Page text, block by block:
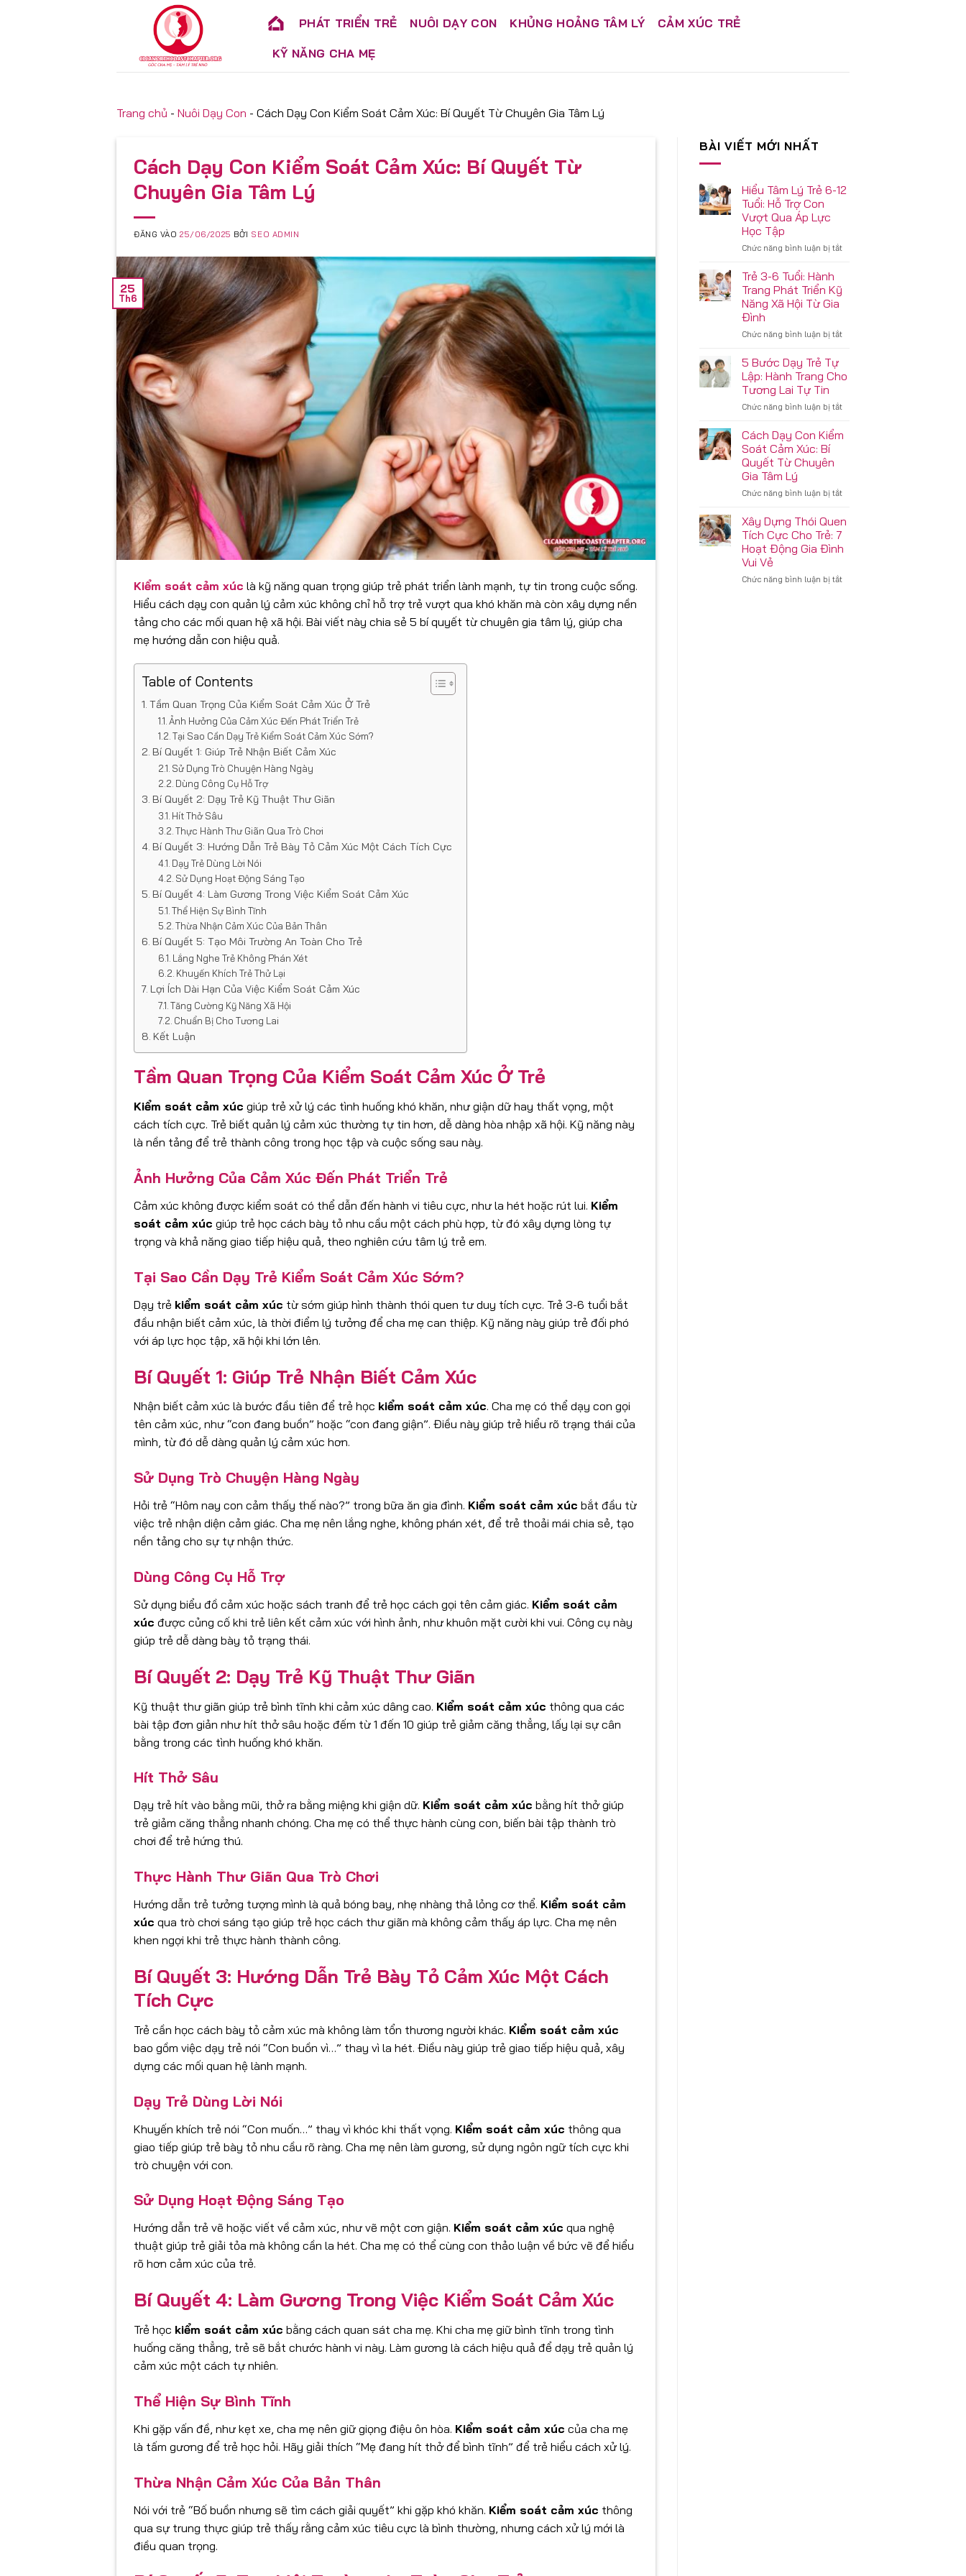
PHÁT TRIỂN TRẺ NUÔI DẠY CON KHỦNG HOẢNG TÂM LÝ CẢM XÚC TRẺ
KỸ NĂNG CHA MẸ
Trang chủ - Nuôi Dạy Con - Cách Dạy Con Kiểm Soát Cảm Xúc: Bí Quyết Từ Chuyên Gia Tâm Lý
Cách Dạy Con Kiểm Soát Cảm Xúc: Bí Quyết Từ
Chuyên Gia Tâm Lý
ĐĂNG VÀO25/06/2025 BỞI SEO ADMIN
25
Th6
Kiểm soát cảm xúc là kỹ năng quan trọng giúp trẻ phát triển lành mạnh, tự tin trong cuộc sống.
Hiểu cách dạy con quản lý cảm xúc không chỉ hỗ trợ trẻ vượt qua khó khăn mà còn xây dựng nền
tảng cho các mối quan hệ xã hội. Bài viết này chia sẻ 5 bí quyết từ chuyên gia tâm lý, giúp cha
mẹ hướng dẫn con hiệu quả.
Table of Contents
Tầm Quan Trọng Của Kiểm Soát Cảm Xúc Ở Trẻ
Ảnh Hưởng Của Cảm Xúc Đến Phát Triển Trẻ
Tại Sao Cần Dạy Trẻ Kiểm Soát Cảm Xúc Sớm?
Bí Quyết 1: Giúp Trẻ Nhận Biết Cảm Xúc
Sử Dụng Trò Chuyện Hàng Ngày
Dùng Công Cụ Hỗ Trợ
Bí Quyết 2: Dạy Trẻ Kỹ Thuật Thư Giãn
Hít Thở Sâu
Thực Hành Thư Giãn Qua Trò Chơi
Bí Quyết 3: Hướng Dẫn Trẻ Bày Tỏ Cảm Xúc Một Cách Tích Cực
Dạy Trẻ Dùng Lời Nói
Sử Dụng Hoạt Động Sáng Tạo
Bí Quyết 4: Làm Gương Trong Việc Kiểm Soát Cảm Xúc
Thể Hiện Sự Bình Tĩnh
Thừa Nhận Cảm Xúc Của Bản Thân
Bí Quyết 5: Tạo Môi Trường An Toàn Cho Trẻ
Lắng Nghe Trẻ Không Phán Xét
Khuyến Khích Trẻ Thử Lại
Lợi Ích Dài Hạn Của Việc Kiểm Soát Cảm Xúc
Tăng Cường Kỹ Năng Xã Hội
Chuẩn Bị Cho Tương Lai
Kết Luận
Tầm Quan Trọng Của Kiểm Soát Cảm Xúc Ở Trẻ
Kiểm soát cảm xúc giúp trẻ xử lý các tình huống khó khăn, như giận dữ hay thất vọng, một
cách tích cực. Trẻ biết quản lý cảm xúc thường tự tin hơn, dễ dàng hòa nhập xã hội. Kỹ năng này
là nền tảng để trẻ thành công trong học tập và cuộc sống sau này.
Ảnh Hưởng Của Cảm Xúc Đến Phát Triển Trẻ
Cảm xúc không được kiểm soát có thể dẫn đến hành vi tiêu cực, như la hét hoặc rút lui. Kiểm
soát cảm xúc giúp trẻ học cách bày tỏ nhu cầu một cách phù hợp, từ đó xây dựng lòng tự
trọng và khả năng giao tiếp hiệu quả, theo nghiên cứu tâm lý trẻ em.
Tại Sao Cần Dạy Trẻ Kiểm Soát Cảm Xúc Sớm?
Dạy trẻ kiểm soát cảm xúc từ sớm giúp hình thành thói quen tư duy tích cực. Trẻ 3-6 tuổi bắt
đầu nhận biết cảm xúc, là thời điểm lý tưởng để cha mẹ can thiệp. Kỹ năng này giúp trẻ đối phó
với áp lực học tập, xã hội khi lớn lên.
Bí Quyết 1: Giúp Trẻ Nhận Biết Cảm Xúc
Nhận biết cảm xúc là bước đầu tiên để trẻ học kiểm soát cảm xúc. Cha mẹ có thể dạy con gọi
tên cảm xúc, như “con đang buồn” hoặc “con đang giận”. Điều này giúp trẻ hiểu rõ trạng thái của
mình, từ đó dễ dàng quản lý cảm xúc hơn.
Sử Dụng Trò Chuyện Hàng Ngày
Hỏi trẻ “Hôm nay con cảm thấy thế nào?” trong bữa ăn gia đình. Kiểm soát cảm xúc bắt đầu từ
việc trẻ nhận diện cảm giác. Cha mẹ nên lắng nghe, không phán xét, để trẻ thoải mái chia sẻ, tạo
nền tảng cho sự tự nhận thức.
Dùng Công Cụ Hỗ Trợ
Sử dụng biểu đồ cảm xúc hoặc sách tranh để trẻ học cách gọi tên cảm giác. Kiểm soát cảm
xúc được củng cố khi trẻ liên kết cảm xúc với hình ảnh, như khuôn mặt cười khi vui. Công cụ này
giúp trẻ dễ dàng bày tỏ trạng thái.
Bí Quyết 2: Dạy Trẻ Kỹ Thuật Thư Giãn
Kỹ thuật thư giãn giúp trẻ bình tĩnh khi cảm xúc dâng cao. Kiểm soát cảm xúc thông qua các
bài tập đơn giản như hít thở sâu hoặc đếm từ 1 đến 10 giúp trẻ giảm căng thẳng, lấy lại sự cân
bằng trong các tình huống khó khăn.
Hít Thở Sâu
Dạy trẻ hít vào bằng mũi, thở ra bằng miệng khi giận dữ. Kiểm soát cảm xúc bằng hít thở giúp
trẻ giảm căng thẳng nhanh chóng. Cha mẹ có thể thực hành cùng con, biến bài tập thành trò
chơi để trẻ hứng thú.
Thực Hành Thư Giãn Qua Trò Chơi
Hướng dẫn trẻ tưởng tượng mình là quả bóng bay, nhẹ nhàng thả lỏng cơ thể. Kiểm soát cảm
xúc qua trò chơi sáng tạo giúp trẻ học cách thư giãn mà không cảm thấy áp lực. Cha mẹ nên
khen ngợi khi trẻ thực hành thành công.
Bí Quyết 3: Hướng Dẫn Trẻ Bày Tỏ Cảm Xúc Một Cách
Tích Cực
Trẻ cần học cách bày tỏ cảm xúc mà không làm tổn thương người khác. Kiểm soát cảm xúc
bao gồm việc dạy trẻ nói “Con buồn vì…” thay vì la hét. Điều này giúp trẻ giao tiếp hiệu quả, xây
dựng các mối quan hệ lành mạnh.
Dạy Trẻ Dùng Lời Nói
Khuyến khích trẻ nói “Con muốn…” thay vì khóc khi thất vọng. Kiểm soát cảm xúc thông qua
giao tiếp giúp trẻ bày tỏ nhu cầu rõ ràng. Cha mẹ nên làm gương, sử dụng ngôn ngữ tích cực khi
trò chuyện với con.
Sử Dụng Hoạt Động Sáng Tạo
Hướng dẫn trẻ vẽ hoặc viết về cảm xúc, như vẽ một cơn giận. Kiểm soát cảm xúc qua nghệ
thuật giúp trẻ giải tỏa mà không cần la hét. Cha mẹ có thể cùng con thảo luận về bức vẽ để hiểu
rõ hơn cảm xúc của trẻ.
Bí Quyết 4: Làm Gương Trong Việc Kiểm Soát Cảm Xúc
Trẻ học kiểm soát cảm xúc bằng cách quan sát cha mẹ. Khi cha mẹ giữ bình tĩnh trong tình
huống căng thẳng, trẻ sẽ bắt chước hành vi này. Làm gương là cách hiệu quả để dạy trẻ quản lý
cảm xúc một cách tự nhiên.
Thể Hiện Sự Bình Tĩnh
Khi gặp vấn đề, như kẹt xe, cha mẹ nên giữ giọng điệu ôn hòa. Kiểm soát cảm xúc của cha mẹ
là tấm gương để trẻ học hỏi. Hãy giải thích “Mẹ đang hít thở để bình tĩnh” để trẻ hiểu cách xử lý.
Thừa Nhận Cảm Xúc Của Bản Thân
Nói với trẻ “Bố buồn nhưng sẽ tìm cách giải quyết” khi gặp khó khăn. Kiểm soát cảm xúc thông
qua sự trung thực giúp trẻ thấy rằng cảm xúc tiêu cực là bình thường, nhưng cách xử lý mới là
điều quan trọng.
BÀI VIẾT MỚI NHẤT
Hiểu Tâm Lý Trẻ 6-12
Tuổi: Hỗ Trợ Con
Vượt Qua Áp Lực
Học Tập
Chức năng bình luận bị tắtở
Tuổi:
Vượt
Áp
Trẻ 3-6 Tuổi: Hành
Trang Phát Triển Kỹ
Năng Xã Hội Từ Gia
Đình
Chức năng bình luận bị tắtở
Tuổi:
Trang
Triển
Từ
5 Bước Dạy Trẻ Tự
Lập: Hành Trang Cho
Tương Lai Tự Tin
Chức năng bình luận bị tắtở
Hành
Tương
Tự
Cách Dạy Con Kiểm
Soát Cảm Xúc: Bí
Quyết Từ Chuyên
Gia Tâm Lý
Chức năng bình luận bị tắtở
Soát
Xúc:
Xây Dựng Thói Quen
Tích Cực Cho Trẻ: 7
Hoạt Động Gia Đình
Vui Vẻ
Chức năng bình luận bị tắtở